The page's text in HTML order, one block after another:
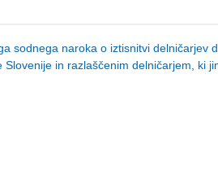
sodnega naroka o iztisnitvi
Slovenije in razlaščenim delničarjem, ki